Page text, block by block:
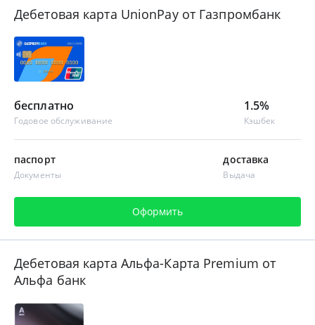
Дебетовая карта UnionPay от Газпромбанк
бесплатно
Годовое обслуживание
1.5%
Кэшбек
паспорт
Документы
доставка
Выдача
Оформить
Дебетовая карта Альфа-Карта Premium от
Альфа банк